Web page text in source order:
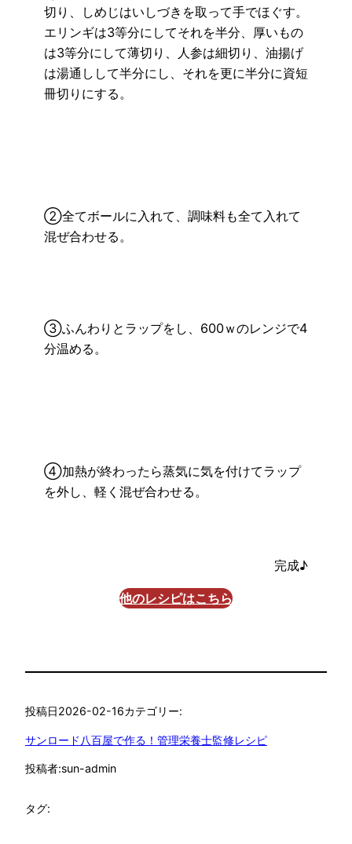
切り、しめじはいしづきを取って手でほぐす。
エリンギは3等分にしてそれを半分、厚いもの
は3等分にして薄切り、人参は細切り、油揚げ
は湯通しして半分にし、それを更に半分に資短
冊切りにする。
②全てボールに入れて、調味料も全て入れて
混ぜ合わせる。
③ふんわりとラップをし、600ｗのレンジで4
分温める。
④加熱が終わったら蒸気に気を付けてラップ
を外し、軽く混ぜ合わせる。
完成♪
他のレシピはこちら
投稿日2026-02-16カテゴリー:
サンロード八百屋で作る！管理栄養士監修レシピ
投稿者:sun-admin
タグ: